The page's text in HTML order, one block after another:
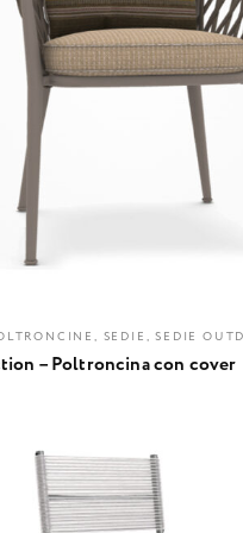
SEDIE, SEDIE
– Poltroncina con cover